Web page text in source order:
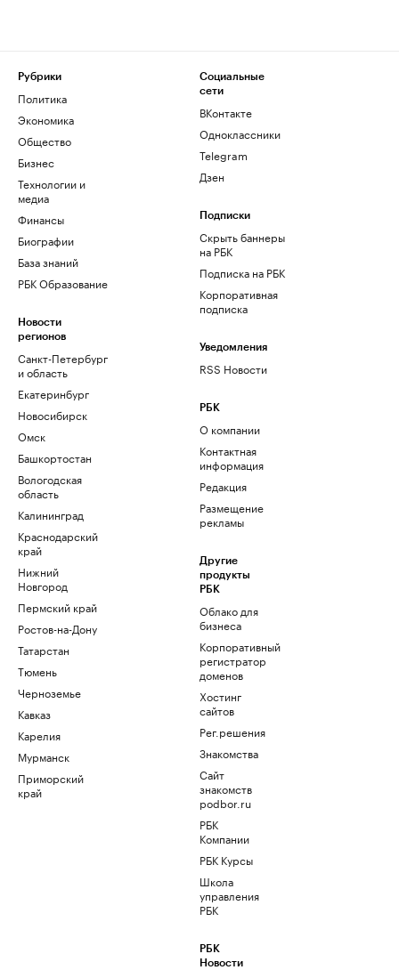
Рубрики
Политика
Экономика
Общество
Бизнес
Технологии и
медиа
Финансы
Биографии
База знаний
РБК Образование
Новости
регионов
Санкт-Петербург
и область
Екатеринбург
Новосибирск
Омск
Башкортостан
Вологодская
область
Калининград
Краснодарский
край
Нижний
Новгород
Пермский край
Ростов-на-Дону
Татарстан
Тюмень
Черноземье
Кавказ
Карелия
Мурманск
Приморский
край
Социальные
сети
ВКонтакте
Одноклассники
Telegram
Дзен
Подписки
Скрыть баннеры
на РБК
Подписка на РБК
Корпоративная
подписка
Уведомления
RSS Новости
РБК
О компании
Контактная
информация
Редакция
Размещение
рекламы
Другие
продукты
РБК
Облако для
бизнеса
Корпоративный
регистратор
доменов
Хостинг
сайтов
Рег.решения
Знакомства
Сайт
знакомств
podbor.ru
РБК
Компании
РБК Курсы
Школа
управления
РБК
РБК
Новости